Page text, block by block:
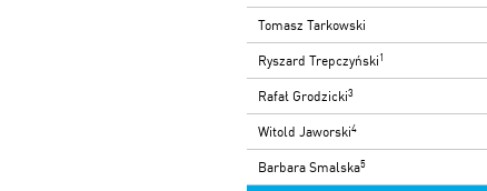
Tomasz Tarkowski
Ryszard Trepczyński1
Rafał Grodzicki3
Witold Jaworski4
Barbara Smalska5